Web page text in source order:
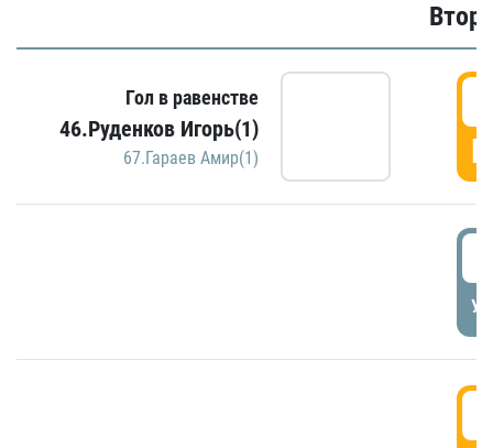
Гол в равенстве
46.Руденков Игорь(1)
67.Гараев Амир(1)